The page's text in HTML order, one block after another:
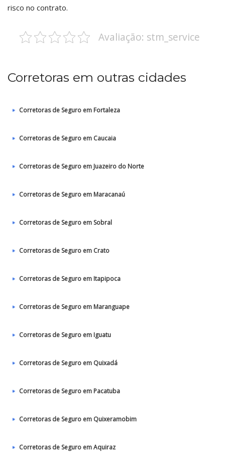
risco no contrato.
Avaliação: stm_service
Corretoras em outras cidades
Corretoras de Seguro em Fortaleza
Corretoras de Seguro em Caucaia
Corretoras de Seguro em Juazeiro do Norte
Corretoras de Seguro em Maracanaú
Corretoras de Seguro em Sobral
Corretoras de Seguro em Crato
Corretoras de Seguro em Itapipoca
Corretoras de Seguro em Maranguape
Corretoras de Seguro em Iguatu
Corretoras de Seguro em Quixadá
Corretoras de Seguro em Pacatuba
Corretoras de Seguro em Quixeramobim
Corretoras de Seguro em Aquiraz